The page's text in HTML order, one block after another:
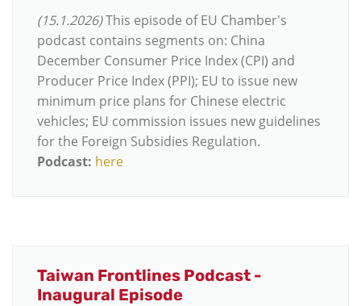
(15.1.2026)This episode of EU Chamber's
podcast contains segments on: China
December Consumer Price Index (CPI) and
Producer Price Index (PPI); EU to issue new
minimum price plans for Chinese electric
vehicles; EU commission issues new guidelines
for the Foreign Subsidies Regulation.
Podcast: here
Taiwan Frontlines Podcast -
Inaugural Episode